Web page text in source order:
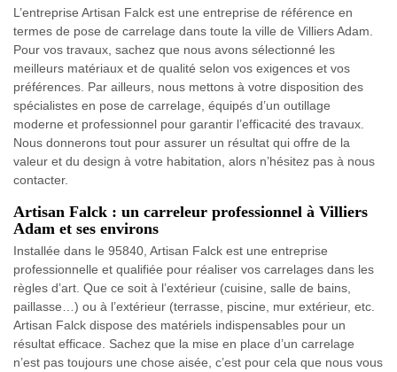
L’entreprise Artisan Falck est une entreprise de référence en
termes de pose de carrelage dans toute la ville de Villiers Adam.
Pour vos travaux, sachez que nous avons sélectionné les
meilleurs matériaux et de qualité selon vos exigences et vos
préférences. Par ailleurs, nous mettons à votre disposition des
spécialistes en pose de carrelage, équipés d’un outillage
moderne et professionnel pour garantir l’efficacité des travaux.
Nous donnerons tout pour assurer un résultat qui offre de la
valeur et du design à votre habitation, alors n’hésitez pas à nous
contacter.
Artisan Falck : un carreleur professionnel à Villiers
Adam et ses environs
Installée dans le 95840, Artisan Falck est une entreprise
professionnelle et qualifiée pour réaliser vos carrelages dans les
règles d’art. Que ce soit à l’extérieur (cuisine, salle de bains,
paillasse…) ou à l’extérieur (terrasse, piscine, mur extérieur, etc.
Artisan Falck dispose des matériels indispensables pour un
résultat efficace. Sachez que la mise en place d’un carrelage
n’est pas toujours une chose aisée, c’est pour cela que nous vous